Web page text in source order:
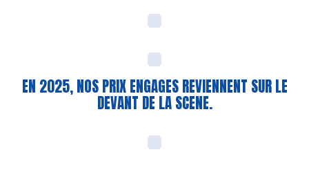
EN 2025, NOS PRIX ENGAGES REVIENNENT SUR LE
DEVANT DE LA SCENE.